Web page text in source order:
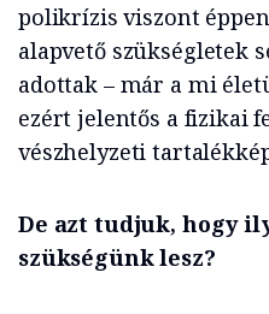
polikrízis viszont
alapvető szükségletek
adottak – már a mi
ezért jelentős a fizikai
vészhelyzeti
De azt tudjuk, hogy
szükségünk lesz?